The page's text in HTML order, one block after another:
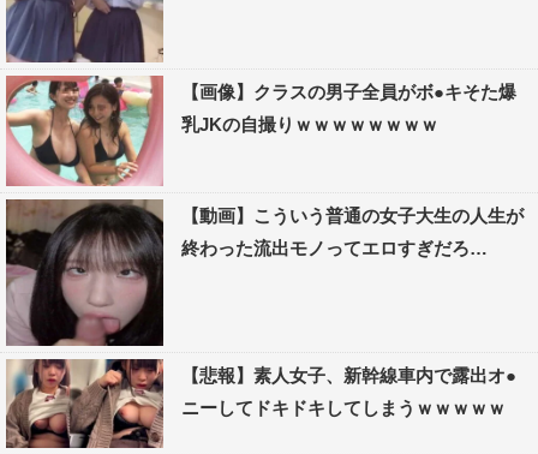
【画像】クラスの男子全員がボ●キそた爆
乳JKの自撮りｗｗｗｗｗｗｗｗ
【動画】こういう普通の女子大生の人生が
終わった流出モノってエロすぎだろ…
【悲報】素人女子、新幹線車内で露出オ●
ニーしてドキドキしてしまうｗｗｗｗｗ